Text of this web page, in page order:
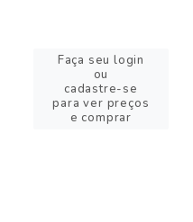
Faça seu login
ou
cadastre-se
para ver preços
e comprar